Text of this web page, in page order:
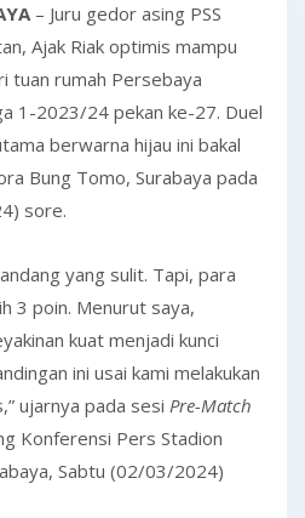
– Juru gedor asing PSS
Ajak Riak optimis mampu
tuan rumah Persebaya
1-2023/24 pekan ke-27. Duel
berwarna hijau ini bakal
Bung Tomo, Surabaya pada
sore.
yang sulit. Tapi, para
3 poin. Menurut saya,
kuat menjadi kunci
ini usai kami melakukan
ujarnya pada sesi Pre-Match
Konferensi Pers Stadion
Sabtu (02/03/2024)